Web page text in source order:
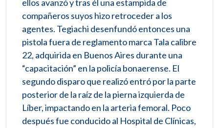
ellos avanzó y tras él una estampida de
compañeros suyos hizo retroceder a los
agentes. Tegiachi desenfundó entonces una
pistola fuera de reglamento marca Tala calibre
22, adquirida en Buenos Aires durante una
“capacitación” en la policía bonaerense. El
segundo disparo que realizó entró por la parte
posterior de la raíz de la pierna izquierda de
Líber, impactando en la arteria femoral. Poco
después fue conducido al Hospital de Clínicas,